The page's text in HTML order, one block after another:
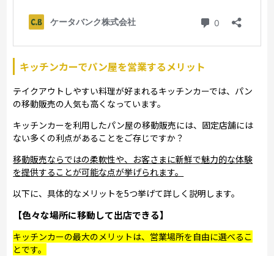
キッチンカーでパン屋を営業するメリット
テイクアウトしやすい料理が好まれるキッチンカーでは、パン
の移動販売の人気も高くなっています。
キッチンカーを利用したパン屋の移動販売には、固定店舗には
ない多くの利点があることをご存じですか？
移動販売ならではの柔軟性や、お客さまに新鮮で魅力的な体験
を提供することが可能な点が挙げられます。
以下に、具体的なメリットを5つ挙げて詳しく説明します。
【色々な場所に移動して出店できる】
キッチンカーの最大のメリットは、営業場所を自由に選べるこ
とです。